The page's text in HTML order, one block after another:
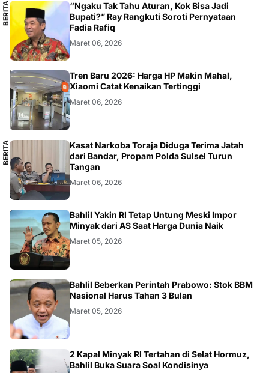
B
E
R
I
T
A
L
O
K
AL
“Ngaku Tak Tahu Aturan, Kok Bisa Jadi
Bupati?” Ray Rangkuti Soroti Pernyataan
Fadia Rafiq
Maret 06, 2026
SMARTPHONE
Tren Baru 2026: Harga HP Makin Mahal,
Xiaomi Catat Kenaikan Tertinggi
Maret 06, 2026
B
E
R
I
T
A
L
O
K
AL
Kasat Narkoba Toraja Diduga Terima Jatah
dari Bandar, Propam Polda Sulsel Turun
Tangan
Maret 06, 2026
BISNIS
Bahlil Yakin RI Tetap Untung Meski Impor
Minyak dari AS Saat Harga Dunia Naik
Maret 05, 2026
BISNIS
Bahlil Beberkan Perintah Prabowo: Stok BBM
Nasional Harus Tahan 3 Bulan
Maret 05, 2026
BISNIS
2 Kapal Minyak RI Tertahan di Selat Hormuz,
Bahlil Buka Suara Soal Kondisinya